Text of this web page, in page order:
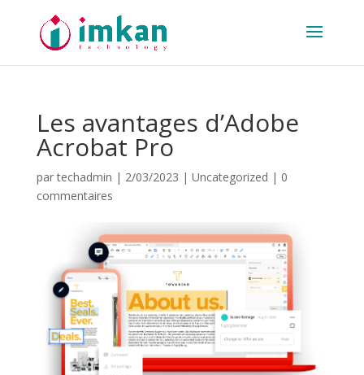
Les avantages d’Adobe
Acrobat Pro
partechadmin | 2/03/2023 | Uncategorized | 0
commentaires